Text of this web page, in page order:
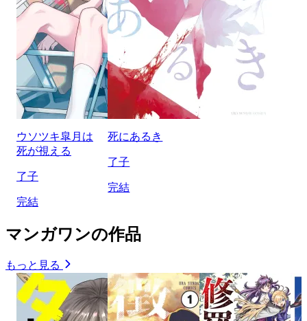
ウソツキ皐月は
死が視える
了子
完結
死にあるき
了子
完結
マンガワンの作品
もっと見る